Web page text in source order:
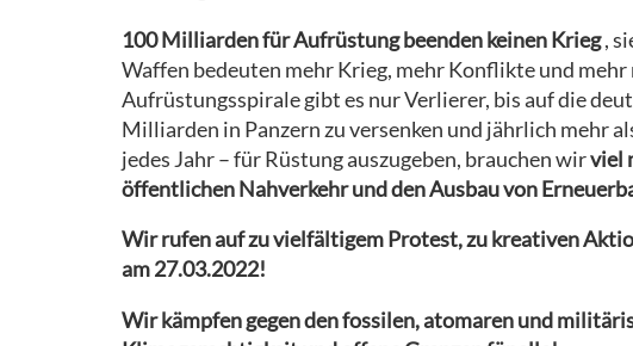
100 Milliarden für Aufrüstung beenden keinen Krieg,
Waffen bedeuten mehr Krieg, mehr Konflikte und mehr
Aufrüstungsspirale gibt es nur Verlierer, bis auf die
Milliarden in Panzern zu versenken und jährlich mehr
jedes Jahr – für Rüstung auszugeben, brauchen wirviel
öffentlichen Nahverkehr und den Ausbau von
Wir rufen auf zu vielfältigem Protest, zu kreativen
am 27.03.2022!
Wir kämpfen gegen den fossilen, atomaren und